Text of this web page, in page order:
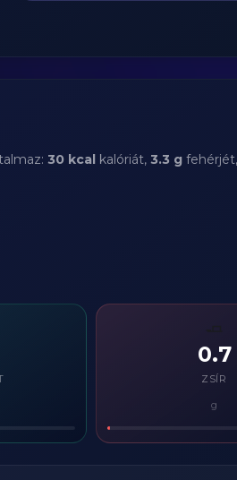
30 kcal kalóriát, 3.3 g fehérjét,
0.7
ZSÍR
g